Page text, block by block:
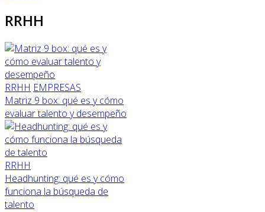
RRHH
RRHH EMPRESAS
Matriz 9 box: qué es y cómo
evaluar talento y desempeño
RRHH
Headhunting: qué es y cómo
funciona la búsqueda de
talento